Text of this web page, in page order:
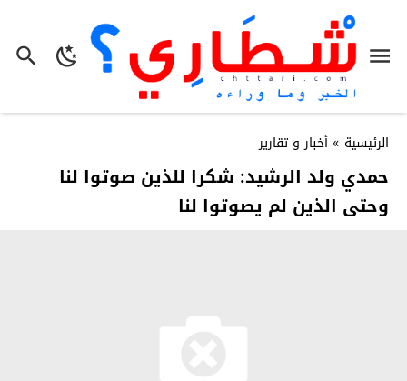
الرئيسية » أخبار و تقارير
حمدي ولد الرشيد: شكرا للذين صوتوا لنا
وحتى الذين لم يصوتوا لنا